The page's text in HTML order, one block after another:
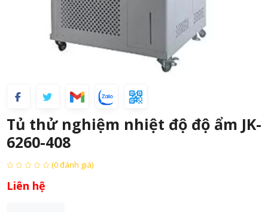
Tủ thử nghiệm nhiệt độ độ ẩm JK-
6260-408
(0 đánh giá)
Liên hệ